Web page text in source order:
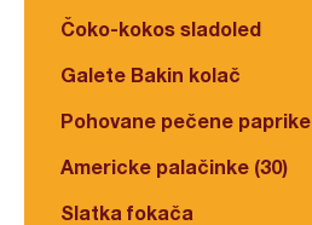
Čoko-kokos sladoled
Galete Bakin kolač
Pohovane pečene paprike
Americke palačinke (30)
Slatka fokača